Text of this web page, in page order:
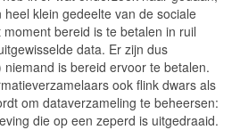
klein gedeelte van de sociale
bereid is te betalen in ruil
data. Er zijn dus
is bereid ervoor te betalen.
ook flink dwars als
om dataverzameling te beheersen:
die op een zeperd is uitgedraaid.